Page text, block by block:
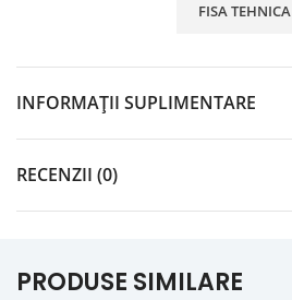
FISA TEHNICA
INFORMAȚII SUPLIMENTARE
RECENZII (0)
PRODUSE SIMILARE